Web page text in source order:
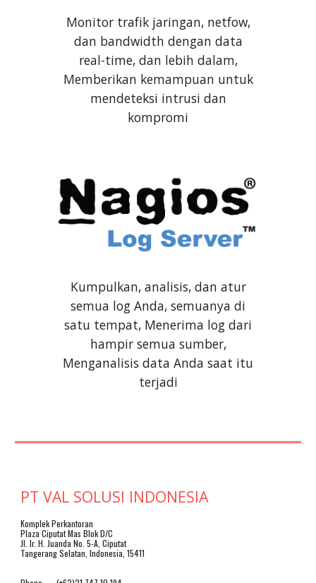
Monitor trafik jaringan, netfow,
dan bandwidth dengan data
real-time, dan lebih dalam,
Memberikan kemampuan untuk
mendeteksi intrusi dan
kompromi
Kumpulkan, analisis, dan atur
semua log Anda, semuanya di
satu tempat, Menerima log dari
hampir semua sumber,
Menganalisis data Anda saat itu
terjadi
PT VAL SOLUSI INDONESIA
Komplek Perkantoran
Plaza Ciputat Mas Blok D/C
Jl. Ir. H. Juanda No. 5-A, Ciputat
Tangerang Selatan, Indonesia, 15411